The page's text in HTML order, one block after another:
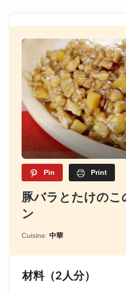
Pin Print
豚バラとたけのこ
ン
Cuisine: 中華
材料（2人分）